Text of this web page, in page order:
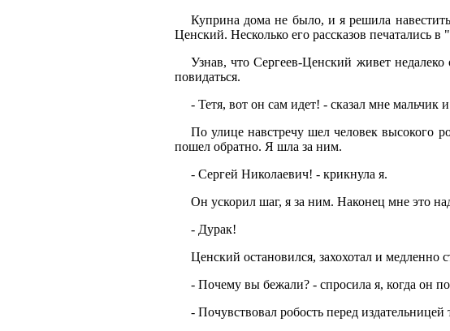
Куприна дома не было, и я решила
Ценский. Несколько его рассказов
Узнав, что Сергеев-Ценский живет
повидаться.
- Тетя, вот он сам идет! - сказал мне мальчик
По улице навстречу шел человек высокого
пошел обратно. Я шла за ним.
- Сергей Николаевич! - крикнула я.
Он ускорил шаг, я за ним. Наконец мне это
- Дурак!
Ценский остановился, захохотал и медленно
- Почему вы бежали? - спросила я, когда он
- Почувствовал робость перед издательницей